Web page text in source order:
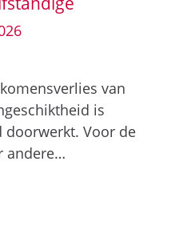
van
is
doorwerkt. Voor de
andere…